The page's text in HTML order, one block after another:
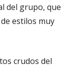
del grupo, que
estilos muy
crudos del